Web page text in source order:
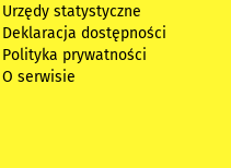
Urzędy statystyczne
Deklaracja dostępności
Polityka prywatności
O serwisie